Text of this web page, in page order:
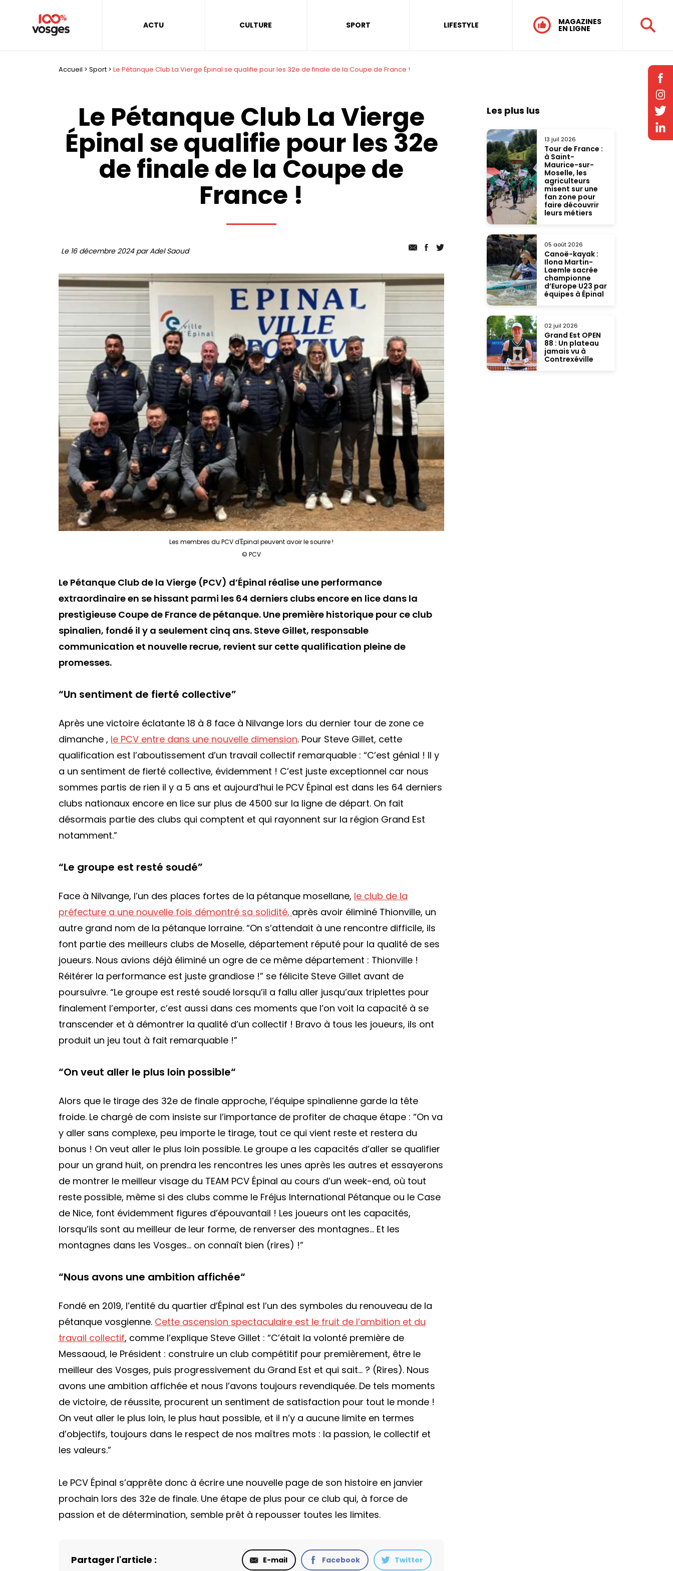
ACTU CULTURE SPORT LIFESTYLE MAGAZINES
EN LIGNE
Accueil > Sport > Le Pétanque Club La Vierge Épinal se qualifie pour les 32e de finale de la Coupe de France !
Le Pétanque Club La Vierge
Épinal se qualifie pour les 32e
de finale de la Coupe de
France !
Le 16 décembre 2024 par Adel Saoud
Les membres du PCV d'Épinal peuvent avoir le sourire !
© PCV
Le Pétanque Club de la Vierge (PCV) d’Épinal réalise une performance
extraordinaire en se hissant parmi les 64 derniers clubs encore en lice dans la
prestigieuse Coupe de France de pétanque. Une première historique pour ce club
spinalien, fondé il y a seulement cinq ans. Steve Gillet, responsable
communication et nouvelle recrue, revient sur cette qualification pleine de
promesses.
“Un sentiment de fierté collective”
Après une victoire éclatante 18 à 8 face à Nilvange lors du dernier tour de zone ce
dimanche , le PCV entre dans une nouvelle dimension. Pour Steve Gillet, cette
qualification est l’aboutissement d’un travail collectif remarquable : “C’est génial ! Il y
a un sentiment de fierté collective, évidemment ! C’est juste exceptionnel car nous
sommes partis de rien il y a 5 ans et aujourd’hui le PCV Épinal est dans les 64 derniers
clubs nationaux encore en lice sur plus de 4500 sur la ligne de départ. On fait
désormais partie des clubs qui comptent et qui rayonnent sur la région Grand Est
notamment.”
“Le groupe est resté soudé”
Face à Nilvange, l’un des places fortes de la pétanque mosellane, le club de la
préfecture a une nouvelle fois démontré sa solidité, après avoir éliminé Thionville, un
autre grand nom de la pétanque lorraine. “On s’attendait à une rencontre difficile, ils
font partie des meilleurs clubs de Moselle, département réputé pour la qualité de ses
joueurs. Nous avions déjà éliminé un ogre de ce même département : Thionville !
Réitérer la performance est juste grandiose !” se félicite Steve Gillet avant de
poursuivre. “Le groupe est resté soudé lorsqu’il a fallu aller jusqu’aux triplettes pour
finalement l’emporter, c’est aussi dans ces moments que l’on voit la capacité à se
transcender et à démontrer la qualité d’un collectif ! Bravo à tous les joueurs, ils ont
produit un jeu tout à fait remarquable !”
“On veut aller le plus loin possible“
Alors que le tirage des 32e de finale approche, l’équipe spinalienne garde la tête
froide. Le chargé de com insiste sur l’importance de profiter de chaque étape : “On va
y aller sans complexe, peu importe le tirage, tout ce qui vient reste et restera du
bonus ! On veut aller le plus loin possible. Le groupe a les capacités d’aller se qualifier
pour un grand huit, on prendra les rencontres les unes après les autres et essayerons
de montrer le meilleur visage du TEAM PCV Épinal au cours d’un week-end, où tout
reste possible, même si des clubs comme le Fréjus International Pétanque ou le Case
de Nice, font évidemment figures d’épouvantail ! Les joueurs ont les capacités,
lorsqu’ils sont au meilleur de leur forme, de renverser des montagnes… Et les
montagnes dans les Vosges… on connaît bien (rires) !”
“Nous avons une ambition affichée“
Fondé en 2019, l’entité du quartier d’Épinal est l’un des symboles du renouveau de la
pétanque vosgienne. Cette ascension spectaculaire est le fruit de l’ambition et du
travail collectif, comme l’explique Steve Gillet : “C’était la volonté première de
Messaoud, le Président : construire un club compétitif pour premièrement, être le
meilleur des Vosges, puis progressivement du Grand Est et qui sait… ? (Rires). Nous
avons une ambition affichée et nous l’avons toujours revendiquée. De tels moments
de victoire, de réussite, procurent un sentiment de satisfaction pour tout le monde !
On veut aller le plus loin, le plus haut possible, et il n’y a aucune limite en termes
d’objectifs, toujours dans le respect de nos maîtres mots : la passion, le collectif et
les valeurs.”
Le PCV Épinal s’apprête donc à écrire une nouvelle page de son histoire en janvier
prochain lors des 32e de finale. Une étape de plus pour ce club qui, à force de
passion et de détermination, semble prêt à repousser toutes les limites.
Partager l'article : E-mail Facebook Twitter
Les plus lus
13 juil 2026
Tour de France :
à Saint-
Maurice-sur-
Moselle, les
agriculteurs
misent sur une
fan zone pour
faire découvrir
leurs métiers
05 août 2026
Canoë-kayak :
Ilona Martin-
Laemle sacrée
championne
d’Europe U23 par
équipes à Épinal
02 juil 2026
Grand Est OPEN
88 : Un plateau
jamais vu à
Contrexéville